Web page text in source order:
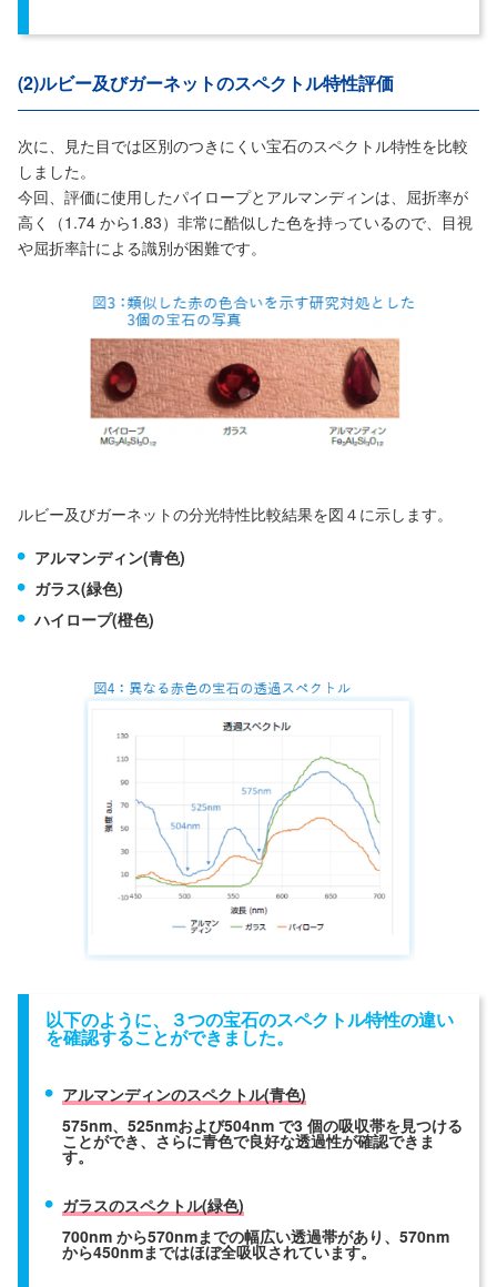
(2)ルビー及びガーネットのスペクトル特性評価
次に、見た目では区別のつきにくい宝石のスペクトル特性を比較
しました。
今回、評価に使用したパイロープとアルマンディンは、屈折率が
高く（1.74 から1.83）非常に酷似した色を持っているので、目視
や屈折率計による識別が困難です。
ルビー及びガーネットの分光特性比較結果を図４に示します。
アルマンディン(青色)
ガラス(緑色)
ハイロープ(橙色)
以下のように、３つの宝石のスペクトル特性の違い
を確認することができました。
アルマンディンのスペクトル(青色)
575nm、525nmおよび504nm で3 個の吸収帯を見つける
ことができ、さらに青色で良好な透過性が確認できま
す。
ガラスのスペクトル(緑色)
700nm から570nmまでの幅広い透過帯があり、570nm
から450nmまではほぼ全吸収されています。